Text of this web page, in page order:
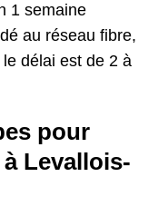
1 semaine
au réseau fibre,
délai est de 2 à
pour
Levallois-